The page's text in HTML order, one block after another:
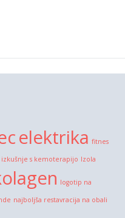
elektrika fitnes
izkušnje s kemoterapijo Izola
logotip na
najboljša restavracija na obali